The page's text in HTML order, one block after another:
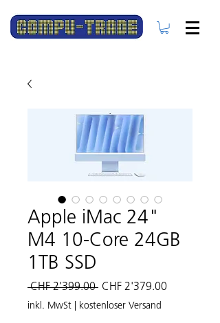
Apple iMac 24"
M4 10-Core 24GB
1TB SSD
CHF 2'399.00 Standardpreis
CHF 2'379.00
inkl. MwSt kostenloser Versand